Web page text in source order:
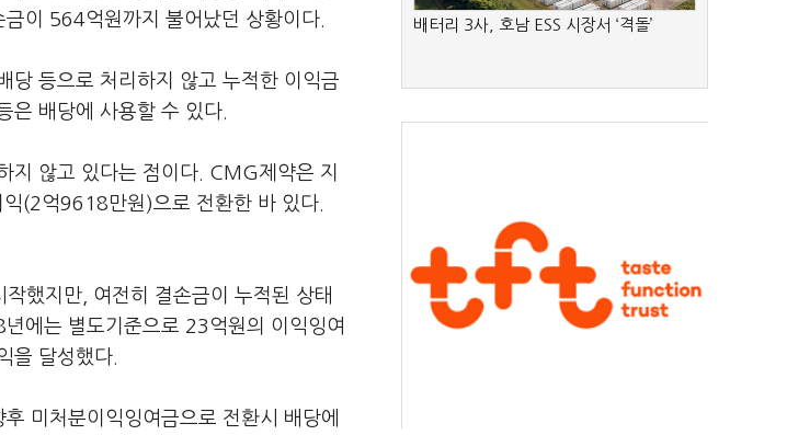
이 564억원까지 불어났던 상황이다.
당 등으로 처리하지 않고 누적한 이익금
은 배당에 사용할 수 있다.
지 않고 있다는 점이다. CMG제약은 지
(2억9618만원)으로 전환한 바 있다.
했지만, 여전히 결손금이 누적된 상태
에는 별도기준으로 23억원의 이익잉여
을 달성했다.
미처분이익잉여금으로 전환시 배당에
배터리 3사, 호남 ESS 시장서 ‘격돌’